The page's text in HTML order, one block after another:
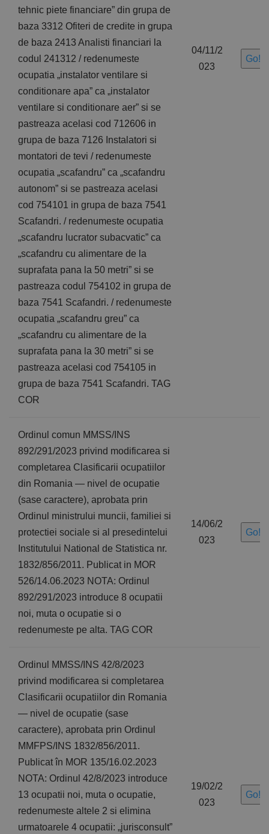
tehnic piete financiare” din grupa de
baza 3312 Ofiteri de credite in grupa
de baza 2413 Analisti financiari la
codul 241312 / redenumeste
ocupatia „instalator ventilare si
conditionare apa” ca „instalator
ventilare si conditionare aer” si se
pastreaza acelasi cod 712606 in
grupa de baza 7126 Instalatori si
montatori de tevi / redenumeste
ocupatia „scafandru” ca „scafandru
autonom” si se pastreaza acelasi
cod 754101 in grupa de baza 7541
Scafandri. / redenumeste ocupatia
„scafandru lucrator subacvatic” ca
„scafandru cu alimentare de la
suprafata pana la 50 metri” si se
pastreaza codul 754102 in grupa de
baza 7541 Scafandri. / redenumeste
ocupatia „scafandru greu” ca
„scafandru cu alimentare de la
suprafata pana la 30 metri” si se
pastreaza acelasi cod 754105 in
grupa de baza 7541 Scafandri. TAG
COR
04/11/2
023
Go!
Ordinul comun MMSS/INS
892/291/2023 privind modificarea si
completarea Clasificarii ocupatiilor
din Romania — nivel de ocupatie
(sase caractere), aprobata prin
Ordinul ministrului muncii, familiei si
protectiei sociale si al presedintelui
Institutului National de Statistica nr.
1832/856/2011. Publicat in MOR
526/14.06.2023 NOTA: Ordinul
892/291/2023 introduce 8 ocupatii
noi, muta o ocupatie si o
redenumeste pe alta. TAG COR
14/06/2
023
Go!
Ordinul MMSS/INS 42/8/2023
privind modificarea si completarea
Clasificarii ocupatiilor din Romania
— nivel de ocupatie (sase
caractere), aprobata prin Ordinul
MMFPS/INS 1832/856/2011.
Publicat în MOR 135/16.02.2023
NOTA: Ordinul 42/8/2023 introduce
13 ocupatii noi, muta o ocupatie,
redenumeste altele 2 si elimina
urmatoarele 4 ocupatii: „jurisconsult”
19/02/2
023
Go!